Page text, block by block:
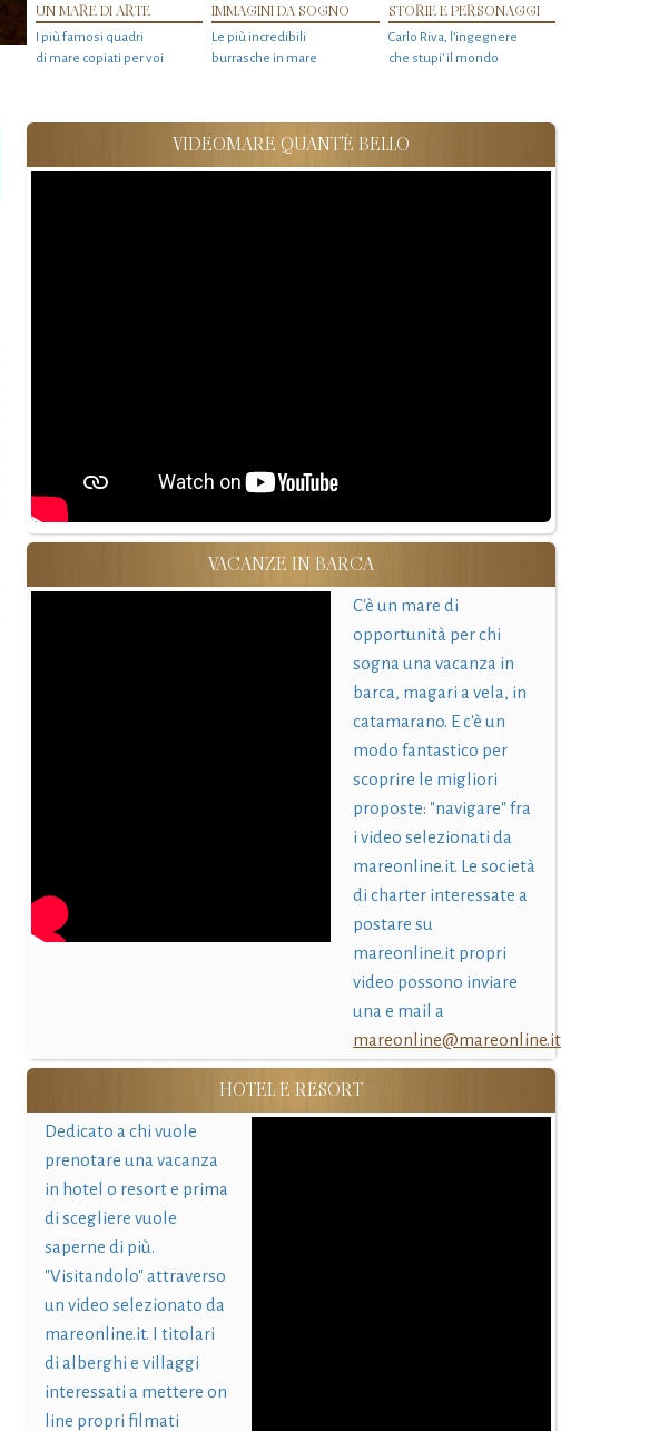
UN MARE DI ARTE
I più famosi quadri
di mare copiati per voi
IMMAGINI DA SOGNO
Le più incredibili
burrasche in mare
STORIE E PERSONAGGI
Carlo Riva, l’ingegnere
che stupi' il mondo
VIDEOMARE QUANT'È BELLO
VACANZE IN BARCA
C'è un mare di
opportunità per chi
sogna una vacanza in
barca, magari a vela, in
catamarano. E c'è un
modo fantastico per
scoprire le migliori
proposte: "navigare" fra
i video selezionati da
mareonline.it. Le società
di charter interessate a
postare su
mareonline.it propri
video possono inviare
una e mail a
mareonline@mareonline.it
HOTEL E RESORT
Dedicato a chi vuole
prenotare una vacanza
in hotel o resort e prima
di scegliere vuole
saperne di più.
"Visitandolo" attraverso
un video selezionato da
mareonline.it. I titolari
di alberghi e villaggi
interessati a mettere on
line propri filmati